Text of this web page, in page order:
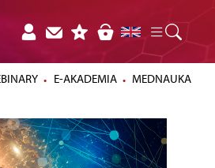
E-AKADEMIA MEDNAUKA